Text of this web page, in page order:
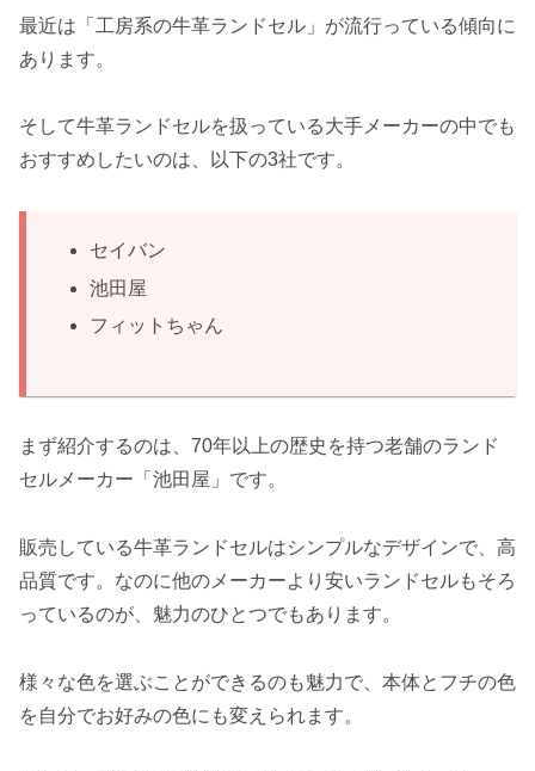
最近は「工房系の牛革ランドセル」が流行っている傾向に
あります。
そして牛革ランドセルを扱っている大手メーカーの中でも
おすすめしたいのは、以下の3社です。
セイバン
池田屋
フィットちゃん
まず紹介するのは、70年以上の歴史を持つ老舗のランド
セルメーカー「池田屋」です。
販売している牛革ランドセルはシンプルなデザインで、高
品質です。なのに他のメーカーより安いランドセルもそろ
っているのが、魅力のひとつでもあります。
様々な色を選ぶことができるのも魅力で、本体とフチの色
を自分でお好みの色にも変えられます。